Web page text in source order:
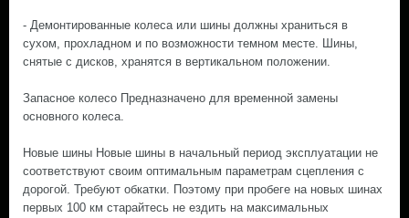
- Демонтированные колеса или шины должны храниться в
сухом, прохладном и по возможности темном месте. Шины,
снятые с дисков, хранятся в вертикальном положении.
Запасное колесо Предназначено для временной замены
основного колеса.
Новые шины Новые шины в начальный период эксплуатации не
соответствуют своим оптимальным параметрам сцепления с
дорогой. Требуют обкатки. Поэтому при пробеге на новых шинах
первых 100 км старайтесь не ездить на максимальных